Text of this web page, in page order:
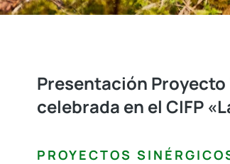
Presentación Proyecto
celebrada en el CIFP
PROYECTOS